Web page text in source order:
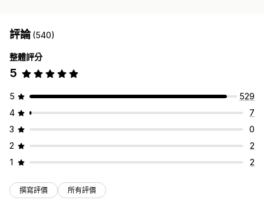
評論(540)
整體評分
5
5
529
4
7
3
0
2
2
1
2
撰寫評價 所有評價